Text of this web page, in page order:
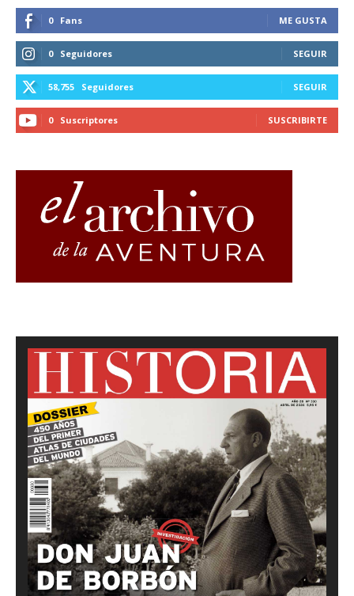
0 Fans ME GUSTA
0 Seguidores SEGUIR
58,755 Seguidores SEGUIR
0 Suscriptores SUSCRIBIRTE